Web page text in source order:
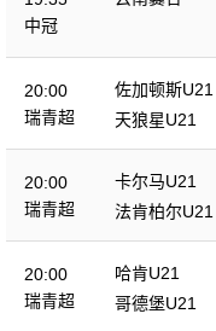
中冠
20:00
瑞青超
佐加顿斯U21
天狼星U21
20:00
瑞青超
卡尔马U21
法肯柏尔U21
20:00
瑞青超
哈肯U21
哥德堡U21